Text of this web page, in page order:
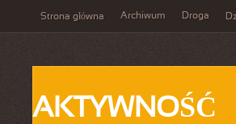
Strona główna Archiwum Droga
AKTYWNOŚĆ